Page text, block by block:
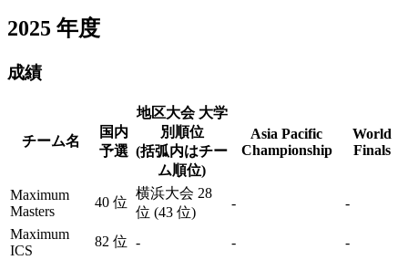
2025 年度
成績
チーム名
国内
予選
地区大会 大学
別順位
(括弧内はチー
ム順位)
Asia Pacific
Championship
World
Finals
Maximum
Masters
40 位
横浜大会 28
位 (43 位)
-
-
Maximum
ICS
82 位 - -
-